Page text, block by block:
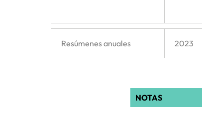
Resúmenes anuales 2023
NOTAS